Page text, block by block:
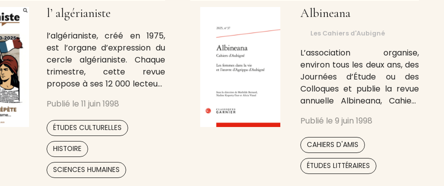
l’ algérianiste
l’algérianiste, créé en 1975,
est l’organe d’expression du
cercle algérianiste. Chaque
trimestre, cette revue
propose à ses 12 000 lecteurs
sur l’histoire, la littérature, les
arts, la vie de l’Algérie-
française… Des universités et
des bibliothèques françaises
et étrangères y sont
abonnés. Cette revue est
accompagnée d’un
Publié le 11 juin 1998
ÉTUDES CULTURELLES
HISTOIRE
SCIENCES HUMAINES
Albineana
Les Cahiers d'Aubigné
L’association organise,
environ tous les deux ans, des
Journées d’Étude ou des
Colloques et publie la revue
annuelle Albineana, Cahiers
deux publie les Actes des
Journées d’Étude ou des
Colloques, le second étant
consacré à des études
générales, dites Varia. Chaque
Publié le 9 juin 1998
CAHIERS D'AMIS
ÉTUDES LITTÉRAIRES